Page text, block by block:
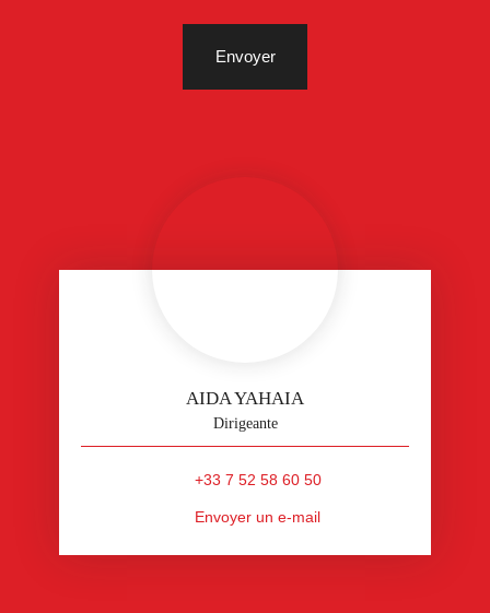
Envoyer
AIDA YAHAIA
Dirigeante
+33 7 52 58 60 50
Envoyer un e-mail